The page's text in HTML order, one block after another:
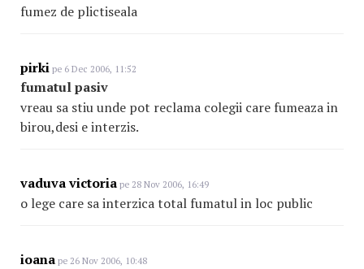
fumez de plictiseala
pirki pe 6 Dec 2006, 11:52
fumatul pasiv
vreau sa stiu unde pot reclama colegii care fumeaza in
birou,desi e interzis.
vaduva victoria pe 28 Nov 2006, 16:49
o lege care sa interzica total fumatul in loc public
ioana pe 26 Nov 2006, 10:48